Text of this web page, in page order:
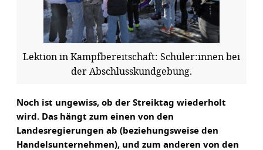
Lektion in Kampfbereitschaft: Schüler:innen bei
der Abschlusskundgebung.
Noch ist ungewiss, ob der Streiktag wiederholt
wird. Das hängt zum einen von den
Landesregierungen ab (beziehungsweise den
Handelsunternehmen), und zum anderen von den